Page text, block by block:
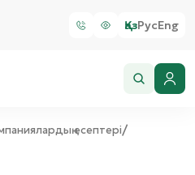
ҚазРусEng
есептері/